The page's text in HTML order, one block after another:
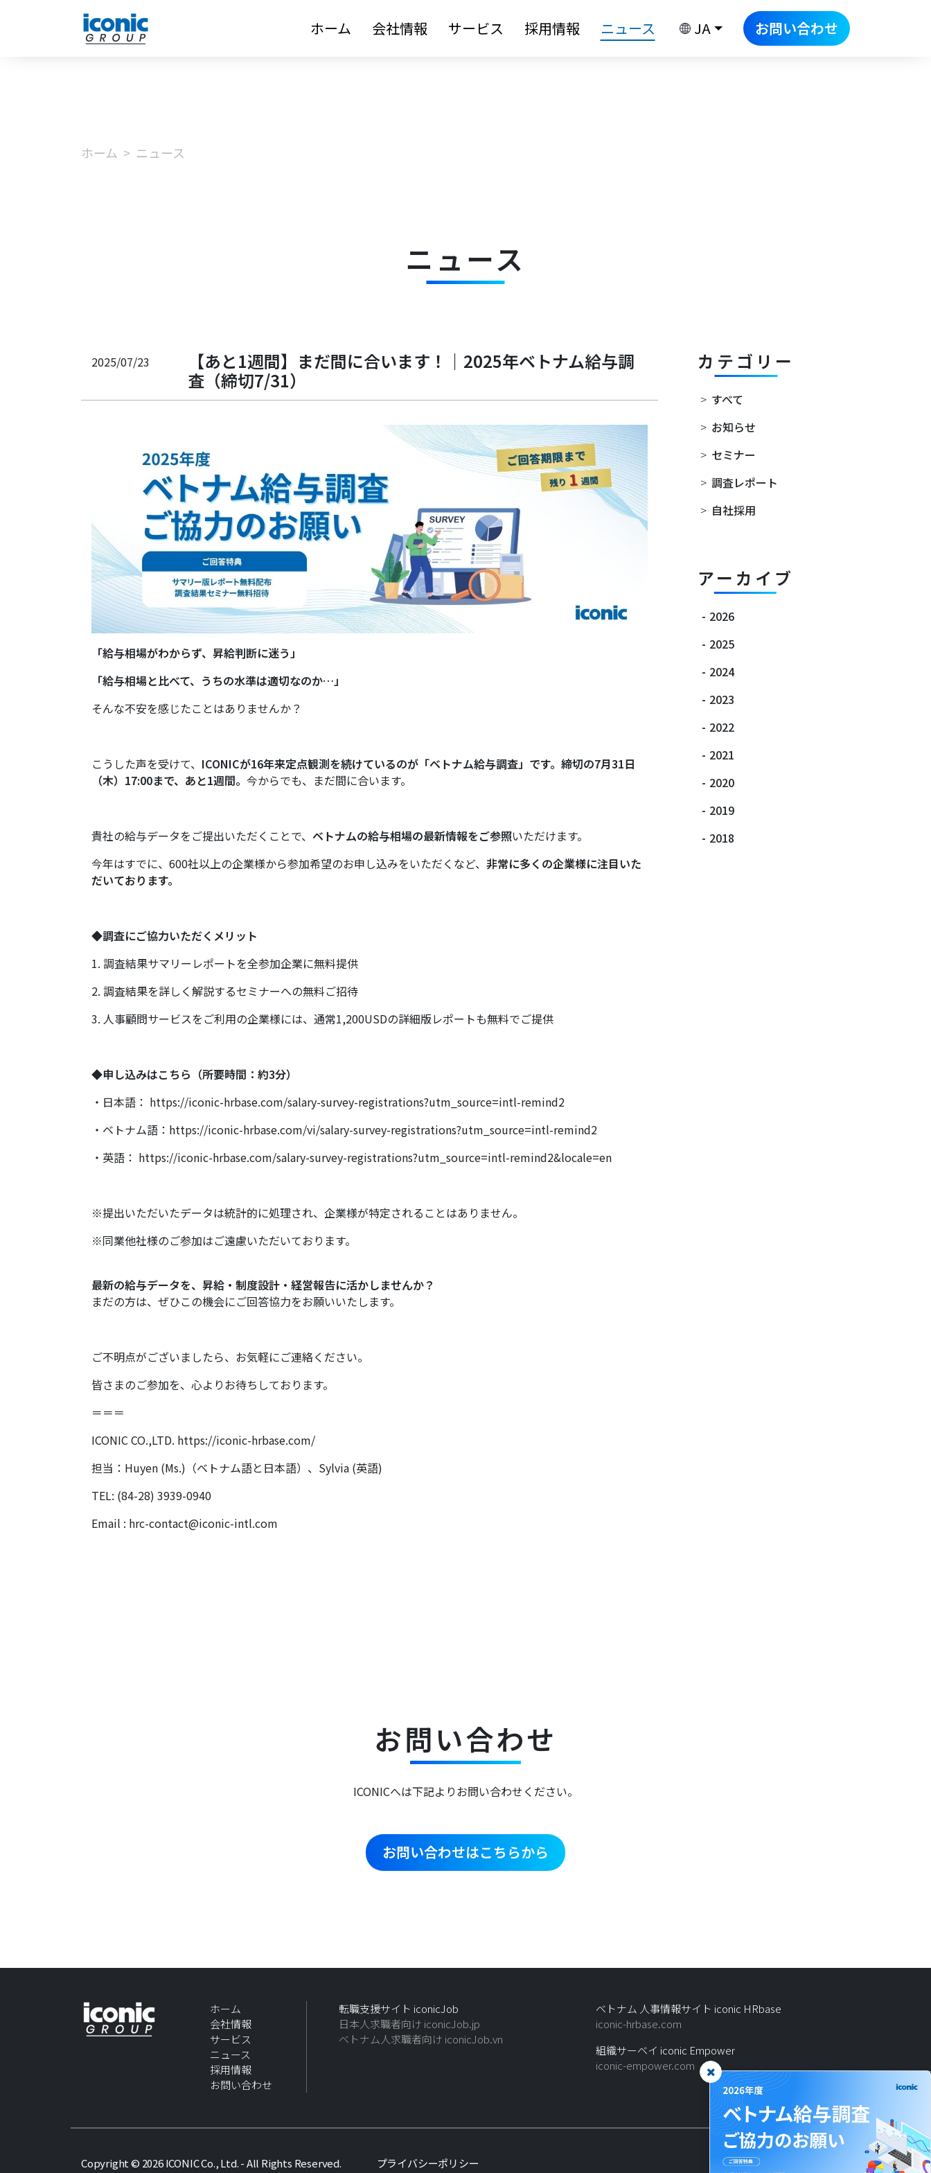
ホーム 会社情報 サービス 採用情報 ニュース JA お問い合わせ
ホーム ニュース
ニュース
2025/07/23
【あと1週間】まだ間に合います！｜2025年ベトナム給与調
査（締切7/31）
「給与相場がわからず、 昇給判断に迷う」
「給与相場と比べて、うちの水準は適切なのか…」
そんな不安を感じたことはありませんか？
こうした声を受けて、 ICONICが16年来定点観測を続けているのが「ベトナム給与調査」です。締切の7月31日
（木）17:00まで、あと1週間。 今からでも、まだ間に合います。
貴社の給与データをご提出いただくことで、 ベトナムの給与相場の最新情報をご参照いただけます。
今年はすでに、600社以上の企業様から参加希望のお申し込みをいただくなど、 非常に多くの企業様に注目いた
だいております。
◆調査にご協力いただくメリット
1. 調査結果サマリーレポートを全参加企業に無料提供
2. 調査結果を詳しく解説するセミナーへの無料ご招待
3. 人事顧問サービスをご利用の企業様には、通常1,200USDの詳細版レポートも無料でご提供
◆申し込みはこちら（所要時間：約3分）
・日本語： https://iconic-hrbase.com/salary-survey-registrations?utm_source=intl-remind2
・ベトナム語： https://iconic-hrbase.com/vi/salary-survey-registrations?utm_source=intl-remind2
・英語： https://iconic-hrbase.com/salary-survey-registrations?utm_source=intl-remind2&locale=en
※提出いただいたデータは統計的に処理され、企業様が特定されることはありません。
※同業他社様のご参加はご遠慮いただいております。
最新の給与データを、昇給・制度設計・経営報告に活かしませんか？
まだの方は、ぜひこの機会にご回答協力をお願いいたします。
ご不明点がございましたら、お気軽にご連絡ください。
皆さまのご参加を、 心よりお待ちしております。
＝＝＝
ICONIC CO.,LTD. https://iconic-hrbase.com/
担当：Huyen (Ms.)（ベトナム語と日本語）、Sylvia (英語)
TEL: (84-28) 3939-0940
Email : hrc-contact@iconic-intl.com
カテゴリー
> すべて
> お知らせ
> セミナー
> 調査レポート
> 自社採用
アーカイブ
- 2026
- 2025
- 2024
- 2023
- 2022
- 2021
- 2020
- 2019
- 2018
お問い合わせ
ICONICへは下記よりお問い合わせください。
お問い合わせはこちらから
ホーム
会社情報
サービス
ニュース
採用情報
お問い合わせ
転職支援サイト iconicJob
日本人求職者向け iconicJob.jp
ベトナム人求職者向け iconicJob.vn
ベトナム 人事情報サイト iconic HRbase
iconic-hrbase.com
組織サーベイ iconic Empower
iconic-empower.com
Copyright © 2026 ICONIC Co., Ltd. - All Rights Reserved. プライバシーポリシー